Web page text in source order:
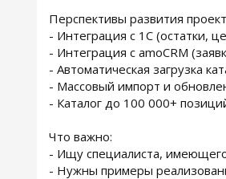
Перспективы развития
- Интеграция с 1С (остатки,
- Интеграция с amoCRM
- Автоматическая загрузка
- Массовый импорт и
- Каталог до 100 000+
Что важно:
- Ищу специалиста,
- Нужны примеры